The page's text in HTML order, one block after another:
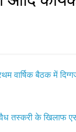
वार्षिक बैठक में
तस्करी के खिलाफ